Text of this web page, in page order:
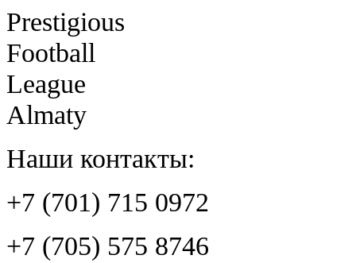
Prestigious
Football
League
Almaty
Наши контакты:
+7 (701) 715 0972
+7 (705) 575 8746